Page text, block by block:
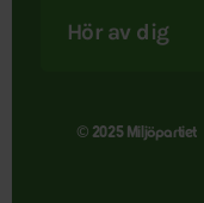
Hör av dig
© 2025 Miljöpartiet